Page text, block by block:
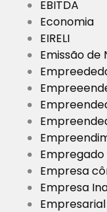
EBITDA
Economia
EIRELI
Emissão de
Empresa
Empresa
Empresarial